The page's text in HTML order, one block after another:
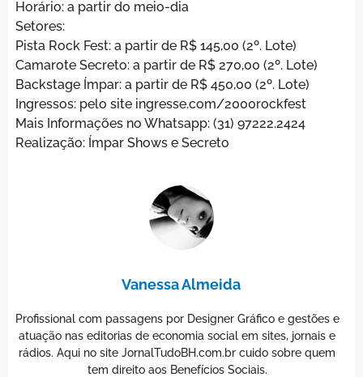
Horário: a partir do meio-dia
Setores:
Pista Rock Fest: a partir de R$ 145,00 (2º. Lote)
Camarote Secreto: a partir de R$ 270,00 (2º. Lote)
Backstage Ímpar: a partir de R$ 450,00 (2º. Lote)
Ingressos: pelo site ingresse.com/2000rockfest
Mais Informações no Whatsapp: (31) 97222.2424
Realização: Ímpar Shows e Secreto
Vanessa Almeida
Profissional com passagens por Designer Gráfico e gestões e
atuação nas editorias de economia social em sites, jornais e
rádios. Aqui no site JornalTudoBH.com.br cuido sobre quem
tem direito aos Benefícios Sociais.